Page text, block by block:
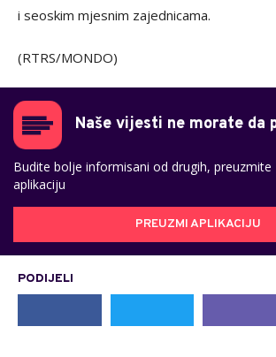
i seoskim mjesnim zajednicama.
(RTRS/MONDO)
Naše vijesti ne morate da
Budite bolje informisani od drugih,
aplikaciju
PREUZMI APLIKACIJU
PODIJELI